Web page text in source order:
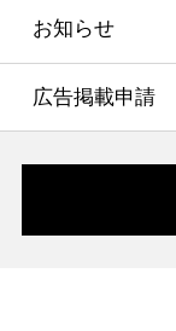
お知らせ
広告掲載申請